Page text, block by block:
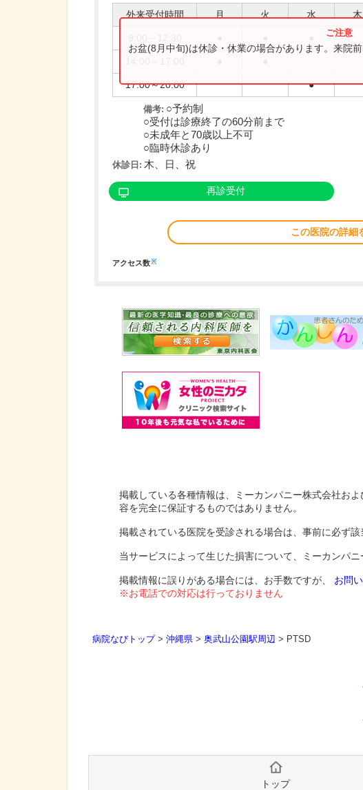
外来受付時間 月 火 水 木
17:00～20:00 ●
お盆(8月中旬)は休診・休業の場合があります。来院
備考: ○予約制
○受付は診療終了の60分前まで
○未成年と70歳以上不可
○臨時休診あり
休診日: 木、日、祝
再診受付
この医院の詳細
アクセス数※
掲載している各種情報は、ミーカンパニー株式会社およ
容を完全に保証するものではありません。
掲載されている医院を受診される場合は、事前に必ず該
当サービスによって生じた損害について、ミーカンパ
掲載情報に誤りがある場合には、お手数ですが、 お問
※お電話での対応は行っておりません
病院なびトップ> 沖縄県 > 奥武山公園駅周辺 > PTSD
トップ